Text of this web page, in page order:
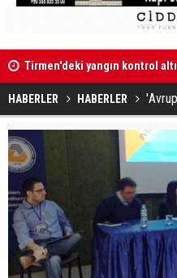
Banka, 9,6 milyar TL kar etti
HABERLER HABERLER